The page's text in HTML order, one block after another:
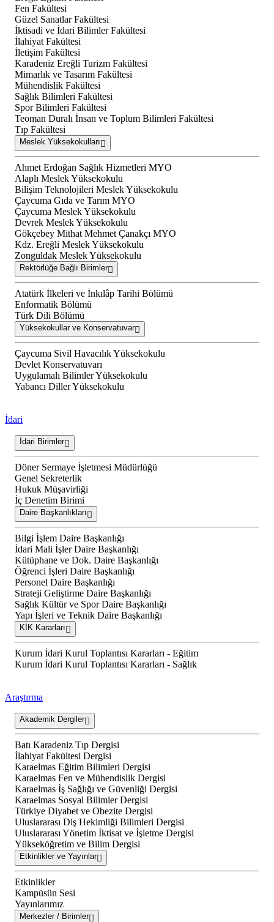
Fen Fakültesi
Güzel Sanatlar Fakültesi
İktisadi ve İdari Bilimler Fakültesi
İlahiyat Fakültesi
İletişim Fakültesi
Karadeniz Ereğli Turizm Fakültesi
Mimarlık ve Tasarım Fakültesi
Mühendislik Fakültesi
Sağlık Bilimleri Fakültesi
Spor Bilimleri Fakültesi
Teoman Duralı İnsan ve Toplum Bilimleri Fakültesi
Tıp Fakültesi
Meslek Yüksekokulları
Ahmet Erdoğan Sağlık Hizmetleri MYO
Alaplı Meslek Yüksekokulu
Bilişim Teknolojileri Meslek Yüksekokulu
Çaycuma Gıda ve Tarım MYO
Çaycuma Meslek Yüksekokulu
Devrek Meslek Yüksekokulu
Gökçebey Mithat Mehmet Çanakçı MYO
Kdz. Ereğli Meslek Yüksekokulu
Zonguldak Meslek Yüksekokulu
Rektörlüğe Bağlı Birimler
Atatürk İlkeleri ve İnkılâp Tarihi Bölümü
Enformatik Bölümü
Türk Dili Bölümü
Yüksekokullar ve Konservatuvar
Çaycuma Sivil Havacılık Yüksekokulu
Devlet Konservatuvarı
Uygulamalı Bilimler Yüksekokulu
Yabancı Diller Yüksekokulu
İdari
İdari Birimler
Döner Sermaye İşletmesi Müdürlüğü
Genel Sekreterlik
Hukuk Müşavirliği
İç Denetim Birimi
Daire Başkanlıkları
Bilgi İşlem Daire Başkanlığı
İdari Mali İşler Daire Başkanlığı
Kütüphane ve Dok. Daire Başkanlığı
Öğrenci İşleri Daire Başkanlığı
Personel Daire Başkanlığı
Strateji Geliştirme Daire Başkanlığı
Sağlık Kültür ve Spor Daire Başkanlığı
Yapı İşleri ve Teknik Daire Başkanlığı
KİK Kararları
Kurum İdari Kurul Toplantısı Kararları - Eğitim
Kurum İdari Kurul Toplantısı Kararları - Sağlık
Araştırma
Akademik Dergiler
Batı Karadeniz Tıp Dergisi
İlahiyat Fakültesi Dergisi
Karaelmas Eğitim Bilimleri Dergisi
Karaelmas Fen ve Mühendislik Dergisi
Karaelmas İş Sağlığı ve Güvenliği Dergisi
Karaelmas Sosyal Bilimler Dergisi
Türkiye Diyabet ve Obezite Dergisi
Uluslararası Diş Hekimliği Bilimleri Dergisi
Uluslararası Yönetim İktisat ve İşletme Dergisi
Yükseköğretim ve Bilim Dergisi
Etkinlikler ve Yayınlar
Etkinlikler
Kampüsün Sesi
Yayınlarımız
Merkezler / Birimler